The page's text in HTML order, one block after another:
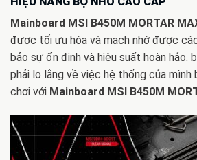
Mainboard MSI B450M MORTAR
được tối ưu hóa và mạch nhớ được
bảo sự ổn định và hiệu suất hoàn hảo.
phải lo lắng về việc hệ thống của
chơi với Mainboard MSI B450M